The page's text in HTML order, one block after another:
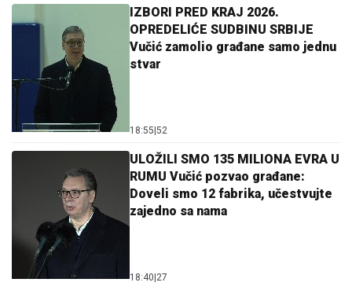
IZBORI PRED KRAJ 2026.
OPREDELIĆE SUDBINU SRBIJE
Vučić zamolio građane samo jednu
stvar
18:55 52
ULOŽILI SMO 135 MILIONA EVRA U
RUMU Vučić pozvao građane:
Doveli smo 12 fabrika, učestvujte
zajedno sa nama
18:40 27